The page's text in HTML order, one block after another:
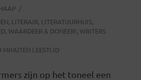
, LITERAIR, LITERATUURHUIS,
, WAARDEER & DONEER!, WRITERS
MINUTEN LEESTIJD
zijn op het toneel een